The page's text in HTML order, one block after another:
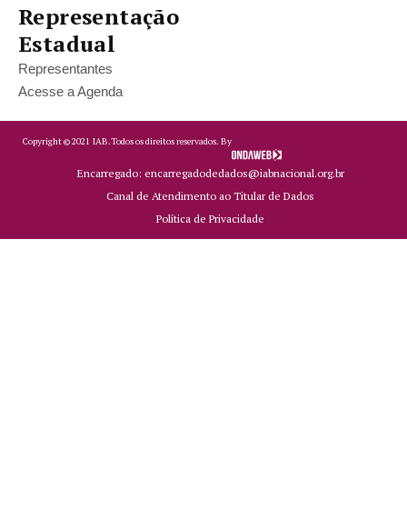
Representação
Estadual
Representantes
Acesse a Agenda
Copyright ©2021 IAB.Todos os direitos reservados. By
Encarregado: encarregadodedados@iabnacional.org.br
Canal de Atendimento ao Titular de Dados
Política de Privacidade